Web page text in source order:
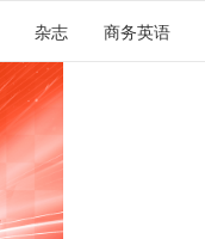
杂志 商务英语